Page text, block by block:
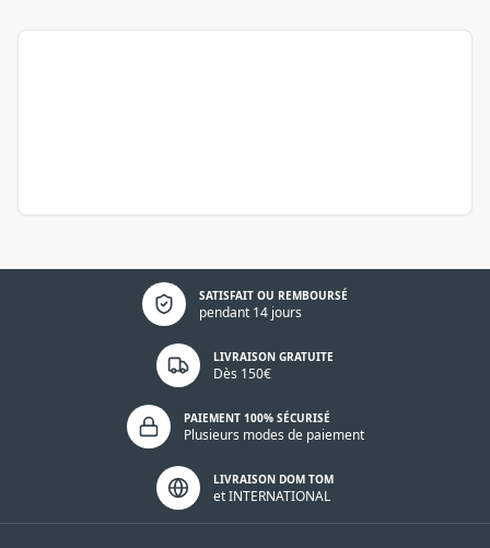
SATISFAIT OU REMBOURSÉ
pendant 14 jours
Politique de confidentialité
LIVRAISON GRATUITE
Dès 150€
PAIEMENT 100% SÉCURISÉ
Plusieurs modes de paiement
LIVRAISON DOM TOM
et INTERNATIONAL